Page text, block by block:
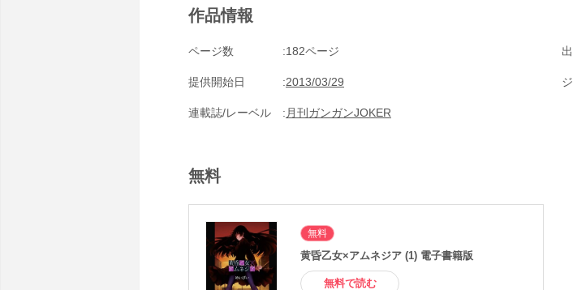
作品情報
ページ数 182ページ
提供開始日 2013/03/29
連載誌/レーベル 月刊ガンガンJOKER
無料
無料
黄昏乙女×アムネジア (1) 電子書籍版
無料で読む